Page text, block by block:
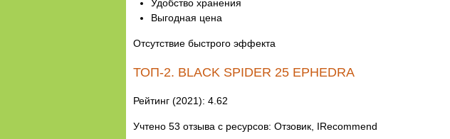
Удобство хранения
Выгодная цена
Отсутствие быстрого эффекта
ТОП-2. BLACK SPIDER 25 EPHEDRA
Рейтинг (2021): 4.62
Учтено 53 отзыва с ресурсов: Отзовик, IRecommend